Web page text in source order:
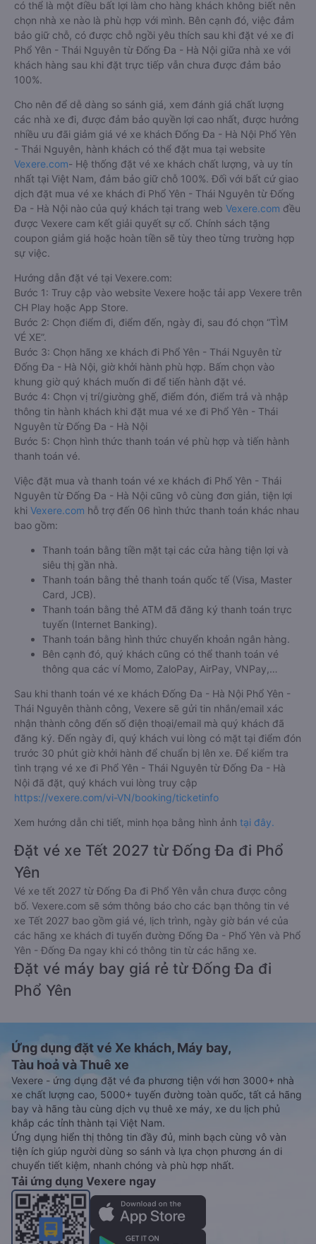
có thể là một điều bất lợi làm cho hàng khách không biết nên
chọn nhà xe nào là phù hợp với mình. Bên cạnh đó, việc đảm
bảo giữ chỗ, có được chỗ ngồi yêu thích sau khi đặt vé xe đi
Phổ Yên - Thái Nguyên từ Đống Đa - Hà Nội giữa nhà xe với
khách hàng sau khi đặt trực tiếp vẫn chưa được đảm bảo
100%.
Cho nên để dễ dàng so sánh giá, xem đánh giá chất lượng
các nhà xe đi, được đảm bảo quyền lợi cao nhất, được hưởng
nhiều ưu đãi giảm giá vé xe khách Đống Đa - Hà Nội Phổ Yên
- Thái Nguyên, hành khách có thể đặt mua tại website
Vexere.com- Hệ thống đặt vé xe khách chất lượng, và uy tín
nhất tại Việt Nam, đảm bảo giữ chỗ 100%. Đối với bất cứ giao
dịch đặt mua vé xe khách đi Phổ Yên - Thái Nguyên từ Đống
Đa - Hà Nội nào của quý khách tại trang web Vexere.com đều
được Vexere cam kết giải quyết sự cố. Chính sách tặng
coupon giảm giá hoặc hoàn tiền sẽ tùy theo từng trường hợp
sự việc.
Hướng dẫn đặt vé tại Vexere.com:
Bước 1: Truy cập vào website Vexere hoặc tải app Vexere trên
CH Play hoặc App Store.
Bước 2: Chọn điểm đi, điểm đến, ngày đi, sau đó chọn “TÌM
VÉ XE”.
Bước 3: Chọn hãng xe khách đi Phổ Yên - Thái Nguyên từ
Đống Đa - Hà Nội, giờ khởi hành phù hợp. Bấm chọn vào
khung giờ quý khách muốn đi để tiến hành đặt vé.
Bước 4: Chọn vị trí/giường ghế, điểm đón, điểm trả và nhập
thông tin hành khách khi đặt mua vé xe đi Phổ Yên - Thái
Nguyên từ Đống Đa - Hà Nội
Bước 5: Chọn hình thức thanh toán vé phù hợp và tiến hành
thanh toán vé.
Việc đặt mua và thanh toán vé xe khách đi Phổ Yên - Thái
Nguyên từ Đống Đa - Hà Nội cũng vô cùng đơn giản, tiện lợi
khi Vexere.com hỗ trợ đến 06 hình thức thanh toán khác nhau
bao gồm:
Thanh toán bằng tiền mặt tại các cửa hàng tiện lợi và
siêu thị gần nhà.
Thanh toán bằng thẻ thanh toán quốc tế (Visa, Master
Card, JCB).
Thanh toán bằng thẻ ATM đã đăng ký thanh toán trực
tuyến (Internet Banking).
Thanh toán bằng hình thức chuyển khoản ngân hàng.
Bên cạnh đó, quý khách cũng có thể thanh toán vé
thông qua các ví Momo, ZaloPay, AirPay, VNPay,…
Sau khi thanh toán vé xe khách Đống Đa - Hà Nội Phổ Yên -
Thái Nguyên thành công, Vexere sẽ gửi tin nhắn/email xác
nhận thành công đến số điện thoại/email mà quý khách đã
đăng ký. Đến ngày đi, quý khách vui lòng có mặt tại điểm đón
trước 30 phút giờ khởi hành để chuẩn bị lên xe. Để kiểm tra
tình trạng vé xe đi Phổ Yên - Thái Nguyên từ Đống Đa - Hà
Nội đã đặt, quý khách vui lòng truy cập
https://vexere.com/vi-VN/booking/ticketinfo
Xem hướng dẫn chi tiết, minh họa bằng hình ảnh tại đây.
Đặt vé xe Tết 2027 từ Đống Đa đi Phổ
Yên
Vé xe tết 2027 từ Đống Đa đi Phổ Yên vẫn chưa được công
bố. Vexere.com sẽ sớm thông báo cho các bạn thông tin vé
xe Tết 2027 bao gồm giá vé, lịch trình, ngày giờ bán vé của
các hãng xe khách đi tuyến đường Đống Đa - Phổ Yên và Phổ
Yên - Đống Đa ngay khi có thông tin từ các hãng xe.
Đặt vé máy bay giá rẻ từ Đống Đa đi
Phổ Yên
Ứng dụng đặt vé Xe khách, Máy bay,
Tàu hoả và Thuê xe
Vexere - ứng dụng đặt vé đa phương tiện với hơn 3000+ nhà
xe chất lượng cao, 5000+ tuyến đường toàn quốc, tất cả hãng
bay và hãng tàu cùng dịch vụ thuê xe máy, xe du lịch phủ
khắp các tỉnh thành tại Việt Nam.
Ứng dụng hiển thị thông tin đầy đủ, minh bạch cùng vô vàn
tiện ích giúp người dùng so sánh và lựa chọn phương án di
chuyển tiết kiệm, nhanh chóng và phù hợp nhất.
Tải ứng dụng Vexere ngay